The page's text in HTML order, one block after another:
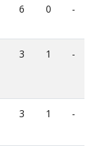
6 0 -
3 1 -
3 1 -